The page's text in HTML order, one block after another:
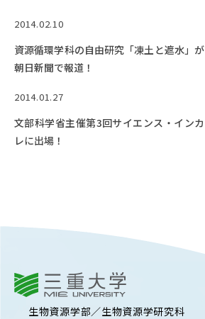
2014.02.10
資源循環学科の自由研究「凍土と遮水」が
朝日新聞で報道！
2014.01.27
文部科学省主催第3回サイエンス・インカ
レに出場！
生物資源学部／生物資源学研究科